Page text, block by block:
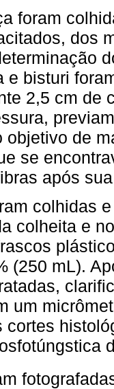
foram
dos
e bisturi
2,5 cm de
objetivo de
se
após
colhidas
colheita e
(250 mL).
um
cortes